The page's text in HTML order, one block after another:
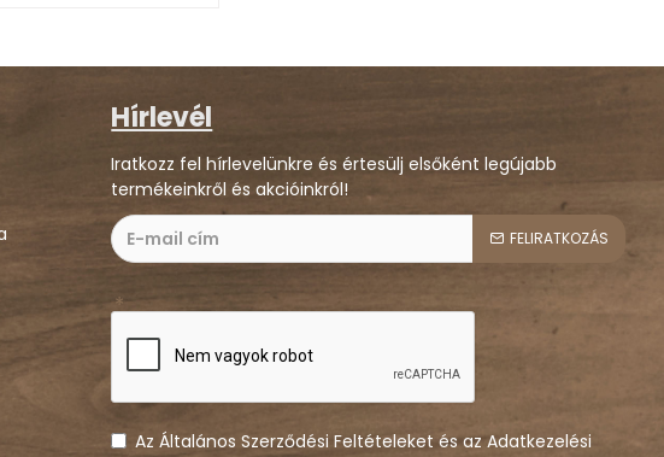
Hírlevél
Iratkozz fel hírlevelünkre és értesülj elsőként legújabb
termékeinkről és akcióinkról!
FELIRATKOZÁS
Az Általános Szerződési Feltételeket és az Adatkezelési